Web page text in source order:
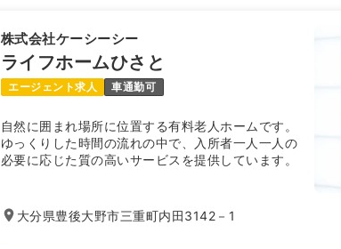
株式会社ケーシーシー
ライフホームひさと
エージェント求人 車通勤可
自然に囲まれ場所に位置する有料老人ホームです。
ゆっくりした時間の流れの中で、入所者一人一人の
必要に応じた質の高いサービスを提供しています。
大分県豊後大野市三重町内田3142－1